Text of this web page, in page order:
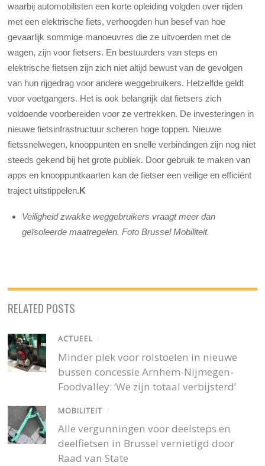
waarbij automobilisten een korte opleiding volgden over rijden
met een elektrische fiets, verhoogden hun besef van hoe
gevaarlijk sommige manoeuvres die ze uitvoerden met de
wagen, zijn voor fietsers. En bestuurders van steps en
elektrische fietsen zijn zich niet altijd bewust van de gevolgen
van hun rijgedrag voor andere weggebruikers. Hetzelfde geldt
voor voetgangers. Het is ook belangrijk dat fietsers zich
voldoende voorbereiden voor ze vertrekken. De investeringen in
nieuwe fietsinfrastructuur scheren hoge toppen. Nieuwe
fietssnelwegen, knooppunten en snelle verbindingen zijn nog niet
steeds gekend bij het grote publiek. Door gebruik te maken van
apps en knooppuntkaarten kan de fietser een veilige en efficiënt
traject uitstippelen.K
Veiligheid zwakke weggebruikers vraagt meer dan
geïsoleerde maatregelen. Foto Brussel Mobiliteit.
RELATED POSTS
ACTUEEL /
Minder plek voor rolstoelen in nieuwe
bussen concessie Arnhem-Nijmegen-
Foodvalley: ‘We zijn totaal verbijsterd’
MOBILITEIT /
Alle vergunningen voor deelsteps en
deelfietsen in Brussel vernietigd door
Raad van State